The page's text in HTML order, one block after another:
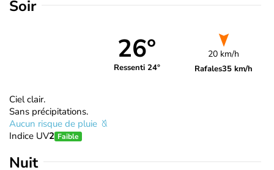
Soir
26°
Ressenti 24°
20 km/h
Rafales35 km/h
Ciel clair.
Sans précipitations.
Aucun risque de pluie
Indice UV2 Faible
Nuit